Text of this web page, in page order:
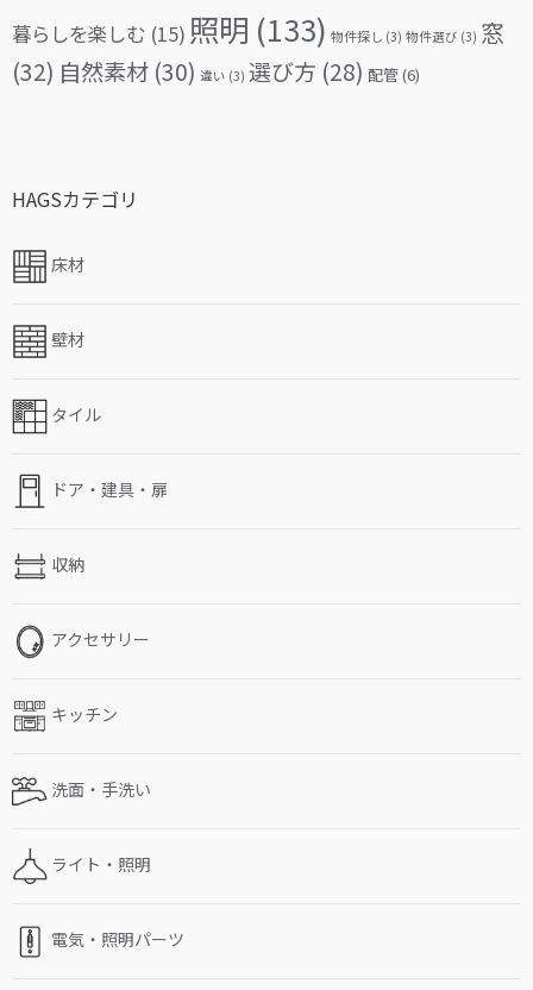
暮らしを楽しむ (15) 照明 (133) 物件探し (3) 物件選び (3) 窓
(32) 自然素材 (30) 違い (3) 選び方 (28) 配管(6)
HAGSカテゴリ
床材
壁材
タイル
ドア・建具・扉
収納
アクセサリー
キッチン
洗面・手洗い
ライト・照明
電気・照明パーツ